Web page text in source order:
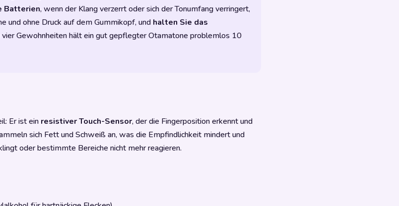
Batterien, wenn der Klang verzerrt oder sich der Tonumfang verringert,
und ohne Druck auf dem Gummikopf, und halten Sie das
Gewohnheiten hält ein gut gepflegter Otamatone problemlos 10
Er ist ein resistiver Touch-Sensor, der die Fingerposition erkennt und
sich Fett und Schweiß an, was die Empfindlichkeit mindert und
oder bestimmte Bereiche nicht mehr reagieren.